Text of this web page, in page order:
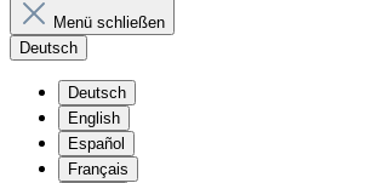
Menü schließen
Deutsch
Deutsch
English
Español
Français